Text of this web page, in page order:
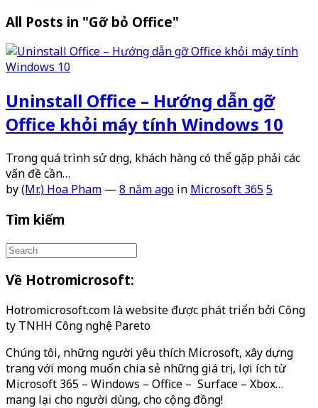
All Posts in "Gỡ bỏ Office"
Uninstall Office – Hướng dẫn gỡ
Office khỏi máy tính Windows 10
Trong quá trình sử dụng, khách hàng có thể gặp phải các
vấn đề cần…
by(Mr.) Hoa Pham — 8 năm ago in Microsoft 3655
Tìm kiếm
Về Hotromicrosoft:
Hotromicrosoft.com là website được phát triển bởi Công
ty TNHH Công nghệ Pareto
Chúng tôi, những người yêu thích Microsoft, xây dựng
trang với mong muốn chia sẻ những giá trị, lợi ích từ
Microsoft 365 – Windows – Office – Surface – Xbox…
mang lại cho người dùng, cho cộng đồng!